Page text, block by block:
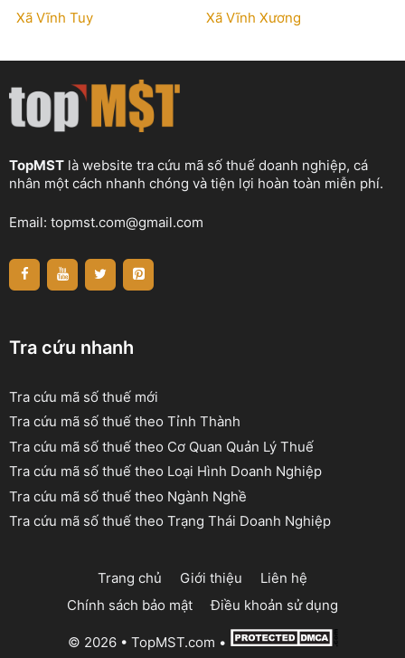
Xã Vĩnh Tuy
Xã Vĩnh Xương
TopMST là website tra cứu mã số thuế doanh nghiệp, cá
nhân một cách nhanh chóng và tiện lợi hoàn toàn miễn phí.
Email: topmst.com@gmail.com
Tra cứu nhanh
Tra cứu mã số thuế mới
Tra cứu mã số thuế theo Tỉnh Thành
Tra cứu mã số thuế theo Cơ Quan Quản Lý Thuế
Tra cứu mã số thuế theo Loại Hình Doanh Nghiệp
Tra cứu mã số thuế theo Ngành Nghề
Tra cứu mã số thuế theo Trạng Thái Doanh Nghiệp
Trang chủ Giới thiệu
Liên hệ
Chính sách bảo mật
Điều khoản sử dụng
© 2026 • TopMST.com •